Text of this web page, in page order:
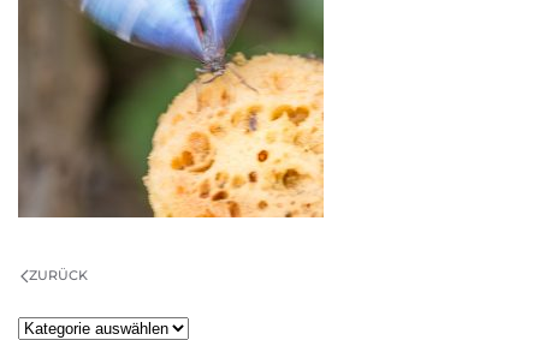
ZURÜCK
Kategorien